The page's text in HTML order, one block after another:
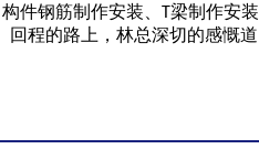
件钢筋制作安装、 T梁制作安
回程的路上，林总深切的感慨